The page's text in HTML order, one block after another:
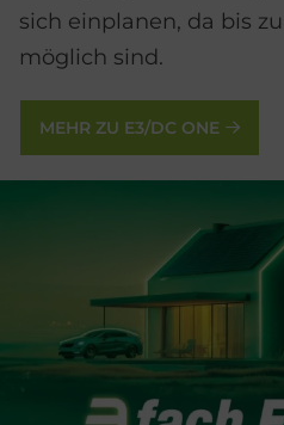
sich einplanen, da bis
möglich sind.
MEHR ZU E3/DC ONE